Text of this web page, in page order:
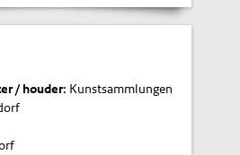
/ houder: Kunstsammlungen